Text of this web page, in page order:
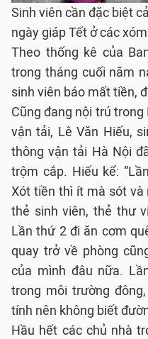
Sinh viên cần đặc biệt
ngày giáp Tết ở các
Theo thống kê của
trong tháng cuối năm
sinh viên báo mất tiền,
Cũng đang nội trú
vận tải, Lê Văn Hiếu,
thông vận tải Hà Nội
trộm cắp. Hiếu kể:
Xót tiền thì ít mà sót và
thẻ sinh viên, thẻ thư
Lần thứ 2 đi ăn cơm
quay trở về phòng
của mình đâu nữa.
trong môi trường
tính nên không biết
Hầu hết các chủ nhà